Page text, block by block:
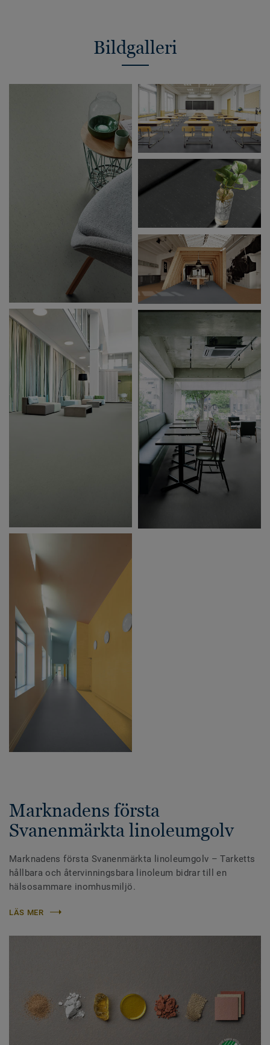
Bildgalleri
Marknadens första
Svanenmärkta linoleumgolv
Marknadens första Svanenmärkta linoleumgolv – Tarketts
hållbara och återvinningsbara linoleum bidrar till en
hälsosammare inomhusmiljö.
LÄS MER